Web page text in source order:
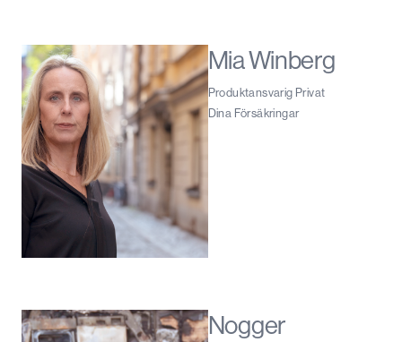
Mia Winberg
Produktansvarig Privat
Dina Försäkringar
Nogger